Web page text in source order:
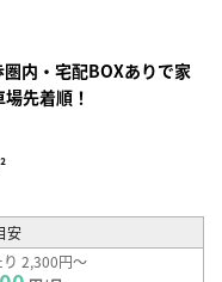
圏内・宅配BOXありで家
先着順！
安
り 2,300円～